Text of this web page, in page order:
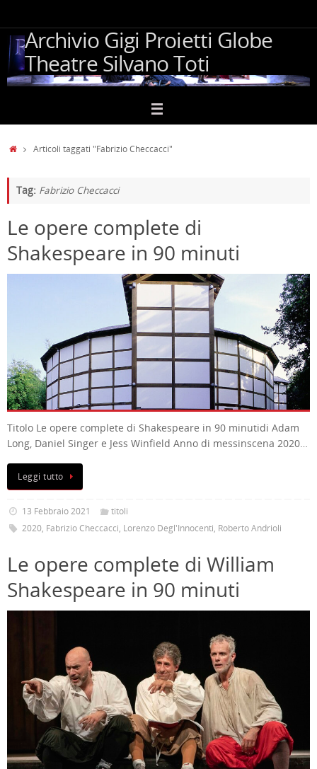
contenutoArchivio Gigi Proietti Globe
Theatre Silvano Toti
HomeArticoli taggati "Fabrizio Checcacci"
Tag: Fabrizio Checcacci
Le opere complete di
Shakespeare in 90 minuti
Titolo Le opere complete di Shakespeare in 90 minutidi Adam
Long, Daniel Singer e Jess Winfield Anno di messinscena 2020…
Leggi tutto
13 Febbraio 2021
titoli
2020, Fabrizio Checcacci, Lorenzo Degl'Innocenti, Roberto Andrioli
Le opere complete di William
Shakespeare in 90 minuti